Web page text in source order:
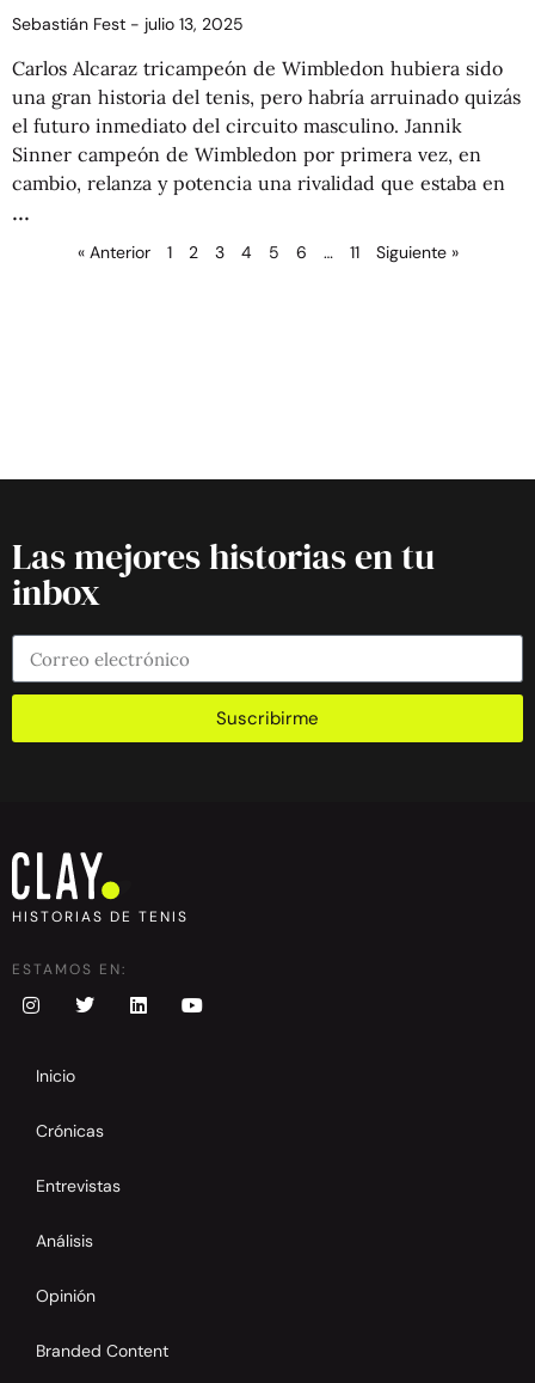
Sebastián Fest julio 13, 2025
Carlos Alcaraz tricampeón de Wimbledon hubiera sido
una gran historia del tenis, pero habría arruinado quizás
el futuro inmediato del circuito masculino. Jannik
Sinner campeón de Wimbledon por primera vez, en
cambio, relanza y potencia una rivalidad que estaba en
« Anterior 1 2 3 4 5 6 … 11 Siguiente »
Las mejores historias en tu
inbox
Suscribirme
HISTORIAS DE TENIS
ESTAMOS EN:
Inicio
Crónicas
Entrevistas
Análisis
Opinión
Branded Content